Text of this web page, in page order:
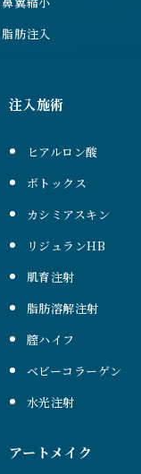
脂肪注入
注入施術
ヒアルロン酸
ボトックス
カシミアスキン
リジュランHB
肌育注射
脂肪溶解注射
膣ハイフ
ベビーコラーゲン
水光注射
アートメイク